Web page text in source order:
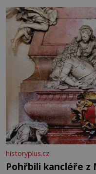
se na koloběžce a den
Velkých Losinách nebo
historyplus.cz
Pohřbili kancléře z